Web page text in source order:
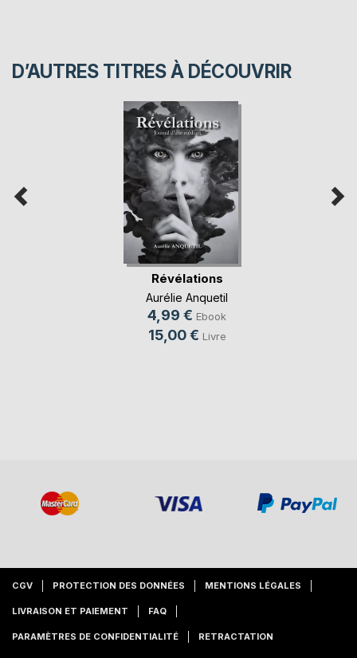
D’AUTRES TITRES À DÉCOUVRIR
Révélations
Aurélie Anquetil
4,99 € Ebook
15,00 € Livre
CGV PROTECTION DES DONNÉES MENTIONS LÉGALES
LIVRAISON ET PAIEMENT FAQ
PARAMÈTRES DE CONFIDENTIALITÉ RETRACTATION